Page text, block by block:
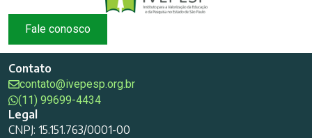
Fale conosco
Contato
contato@ivepesp.org.br
(11) 99699-4434
Legal
CNPJ: 15.151.763/0001-00